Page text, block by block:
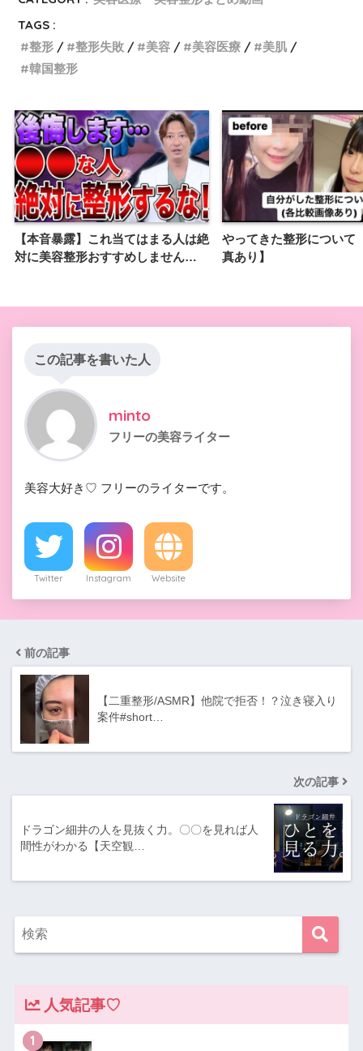
TAGS :
整形
整形失敗 美容 美容医療
美肌
韓国整形
【本音暴露】これ当てはまる人は絶
対に美容整形おすすめしません…
やってきた整形について
真あり】
この記事を書いた人
minto
フリーの美容ライター
美容大好き♡ フリーのライターです。
Twitter Instagram Website
前の記事
【二重整形/ASMR】他院で拒否！？泣き寝入り
案件#short…
次の記事
ドラゴン細井の人を見抜く力。〇〇を見れば人
間性がわかる【天空観…
人気記事♡
1